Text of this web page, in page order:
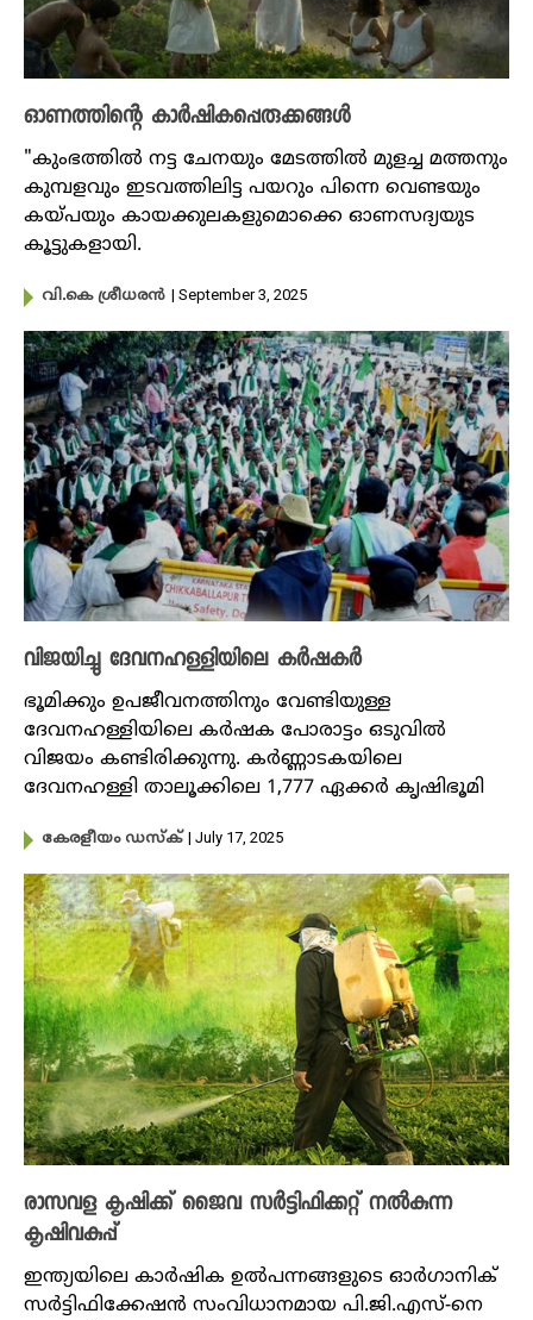
ഓണത്തിന്റെ കാർഷികപ്പെരുക്കങ്ങൾ
"കുംഭത്തിൽ നട്ട ചേനയും മേടത്തിൽ മുളച്ച മത്തനും
കുമ്പളവും ഇടവത്തിലിട്ട പയറും പിന്നെ വെണ്ടയും
കയ്പയും കായക്കുലകളുമൊക്കെ ഓണസദ്യയുട
കൂട്ടുകളായി.
വി.കെ ശ്രീധരൻ | September 3, 2025
വിജയിച്ചു ദേവനഹള്ളിയിലെ കർഷകർ
ഭൂമിക്കും ഉപജീവനത്തിനും വേണ്ടിയുള്ള
ദേവനഹള്ളിയിലെ കർഷക പോരാട്ടം ഒടുവിൽ
വിജയം കണ്ടിരിക്കുന്നു. കർണ്ണാടകയിലെ
ദേവനഹള്ളി താലൂക്കിലെ 1,777 ഏക്കര്‍ കൃഷിഭൂമി
കേരളീയം ഡസ്ക് | July 17, 2025
രാസവള കൃഷിക്ക് ജൈവ സർട്ടിഫിക്കറ്റ് നൽകുന്ന
കൃഷിവകുപ്പ്
ഇന്ത്യയിലെ കാർഷിക ഉൽപന്നങ്ങളുടെ ഓർഗാനിക്
സർട്ടിഫിക്കേഷൻ സംവിധാനമായ പി.ജി.എസ്-നെ